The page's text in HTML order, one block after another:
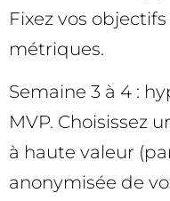
Fixez vos
métriques.
Semaine 3 à 4 :
MVP. Choisissez
à haute valeur
anonymisée de